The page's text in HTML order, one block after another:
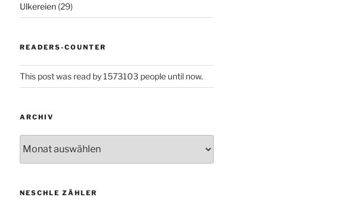
Ulkereien(29)
READERS-COUNTER
This post was read by 1573103 people until now.
ARCHIV
NESCHLE ZÄHLER